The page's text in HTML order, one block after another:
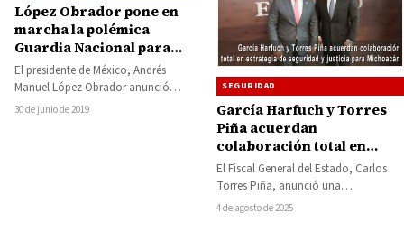
López Obrador pone en
marcha la polémica
Guardia Nacional para
frenar la violencia del
crimen organizado
El presidente de México, Andrés
Manuel López Obrador anunció
oficialmente este domingo la entrada
30 de junio de 2019
SEGURIDAD
García Harfuch y Torres
Piña acuerdan
colaboración total en
estrategia de seguridad y
justicia para Michoacán
El Fiscal General del Estado, Carlos
Torres Piña, anunció una
colaboración total en la estrategia de
4 de agosto de 2025